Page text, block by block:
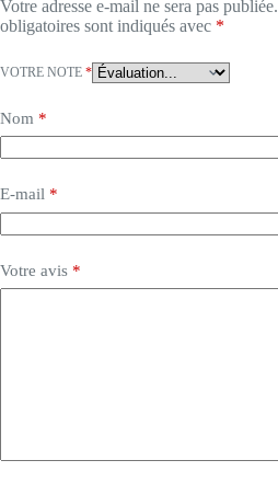
Votre adresse e-mail ne sera pas publiée.
obligatoires sont indiqués avec *
VOTRE NOTE *
Nom *
E-mail *
Votre avis *